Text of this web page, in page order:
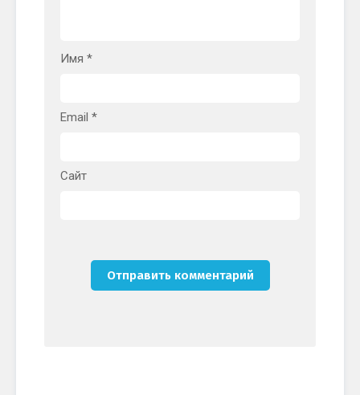
Имя *
Email *
Сайт